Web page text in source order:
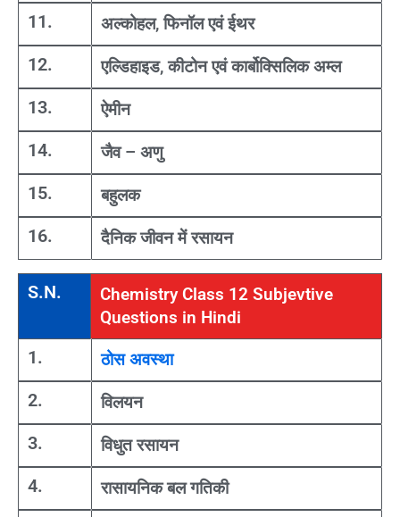
11. अल्कोहल, फिनॉल एवं ईथर
12. एल्डिहाइड, कीटोन एवं कार्बोक्सिलिक अम्ल
13. ऐमीन
14. जैव – अणु
15. बहुलक
16. दैनिक जीवन में रसायन
S.N.
Chemistry Class 12 Subjevtive
Questions in Hindi
1. ठोस अवस्था
2. विलयन
3. विधुत रसायन
4. रासायनिक बल गतिकी